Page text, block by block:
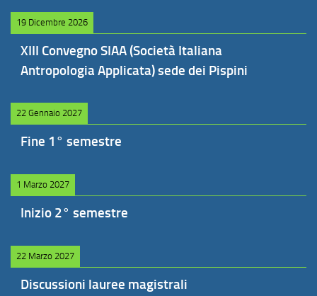
19 Dicembre 2026
XIII Convegno SIAA (Società Italiana
Antropologia Applicata) sede dei Pispini
22 Gennaio 2027
Fine 1° semestre
1 Marzo 2027
Inizio 2° semestre
22 Marzo 2027
Discussioni lauree magistrali